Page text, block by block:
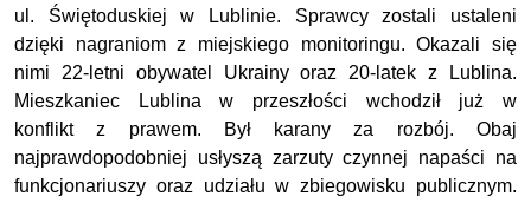
ul. Świętoduskiej w Lublinie. Sprawcy zostali ustaleni
dzięki nagraniom z miejskiego monitoringu. Okazali się
nimi 22-letni obywatel Ukrainy oraz 20-latek z Lublina.
Mieszkaniec Lublina w przeszłości wchodził już w
konflikt z prawem. Był karany za rozbój. Obaj
najprawdopodobniej usłyszą zarzuty czynnej napaści na
funkcjonariuszy oraz udziału w zbiegowisku publicznym.